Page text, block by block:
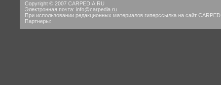
Copyright © 2007 CARPEDIA.RU
Электронная почта: info@carpedia.ru
При использовании редакционных материалов гиперссылка на сайт
Партнеры: